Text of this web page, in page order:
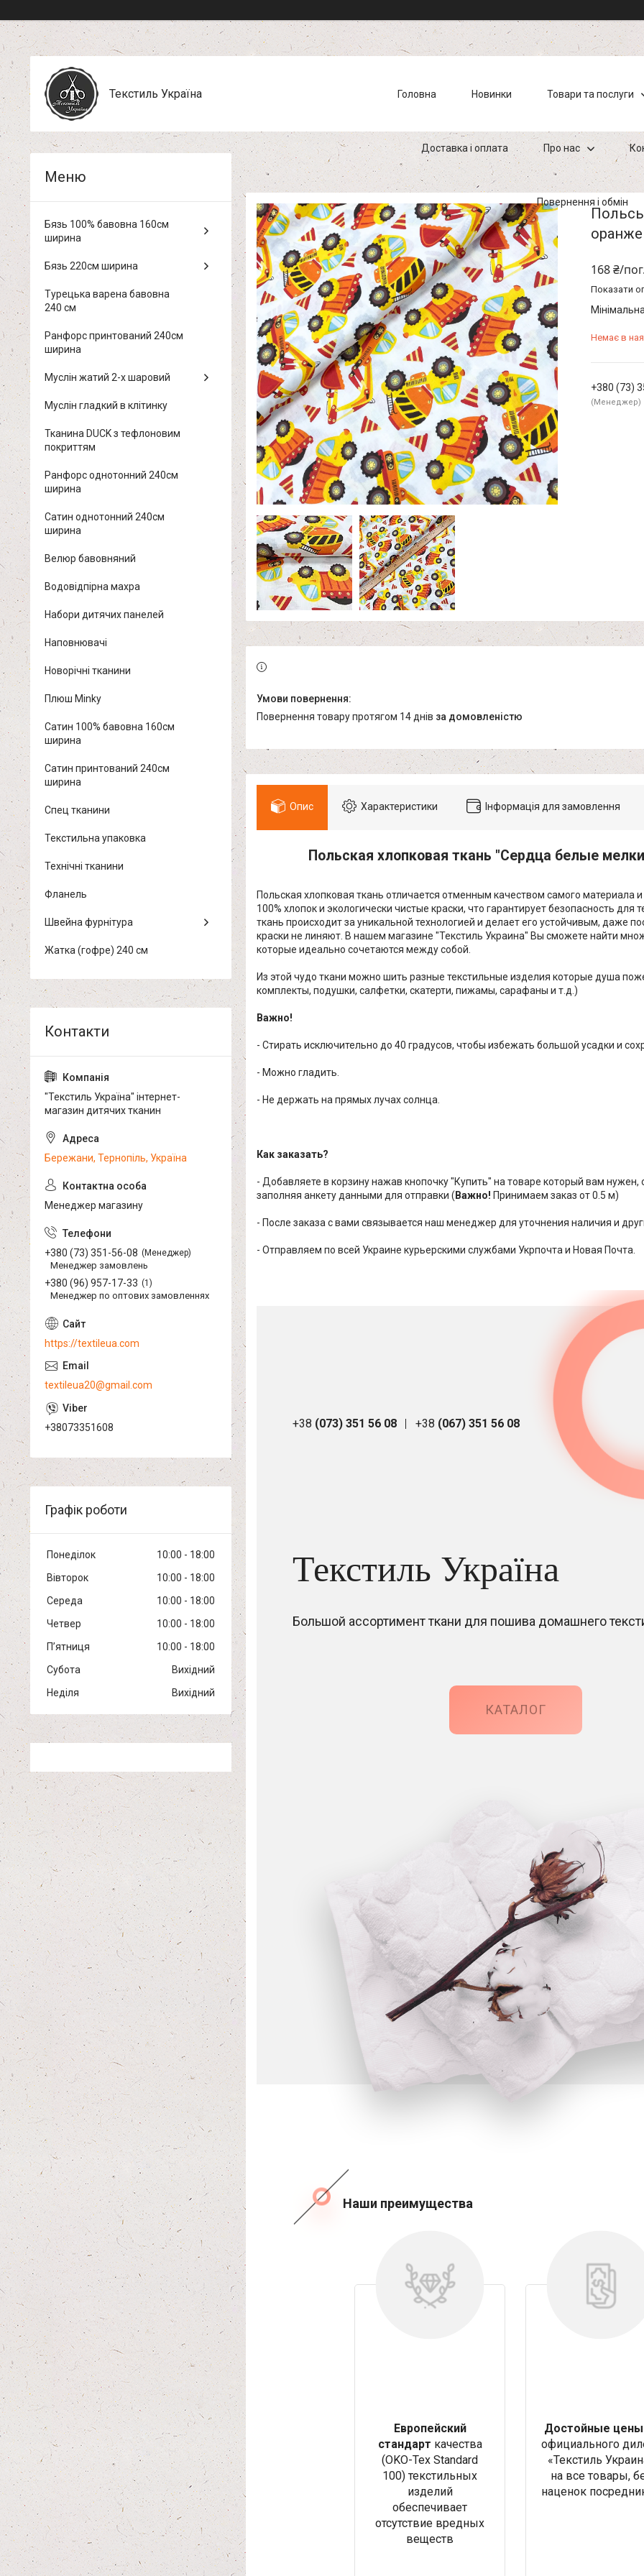
Текстиль Україна Головна Новинки Товари та послуги
Доставка і оплата Про нас
Повернення і обмін
168 ₴/
Показати
Немає в
+380 (73)
Менеджер
повернення товару протягом 14 днів за домовленістю
Опис Характеристики Інформація для замовлення
Польская хлопковая ткань "Сердца белые
Польская хлопковая ткань отличается отменным качеством самого материала
100% хлопок и экологически чистые краски, что гарантирует безопасность для
ткань происходит за уникальной технологией и делает его устойчивым, даже
краски не линяют. В нашем магазине "Текстиль Украина" Вы сможете найти
которые идеально сочетаются между собой.
Из этой чудо ткани можно шить разные текстильные изделия которые душа
комплекты, подушки, салфетки, скатерти, пижамы, сарафаны и т.д.)
Важно!
- Стирать исключительно до 40 градусов, чтобы избежать большой усадки и
- Можно гладить.
- Не держать на прямых лучах солнца.
Как заказать?
- Добавляете в корзину нажав кнопочку "Купить" на товаре который вам нужен,
заполняя анкету данными для отправки ( Важно! Принимаем заказ от 0.5 м)
- После заказа с вами связывается наш менеджер для уточнения наличия и
- Отправляем по всей Украине курьерскими службами Укрпочта и Новая Почта.
+38 (073) 351 56 08 +38 (067) 351 56 08
Текстиль Україна
Большой ассортимент ткани для пошива домашнего
КАТАЛОГ
Наши преимущества
Европейский
стандарт качества
(OKO-Tex Standard
100) текстильных
изделий
обеспечивает
отсутствие вредных
веществ
Достойные цены
официального
«Текстиль
на все товары,
наценок
Бязь 100% бавовна 160см
ширина
Бязь 220см ширина
Турецька варена бавовна
240 см
Ранфорс принтований 240см
ширина
Муслін жатий 2-х шаровий
Муслін гладкий в клітинку
Тканина DUCK з тефлоновим
покриттям
Ранфорс однотонний 240см
ширина
Сатин однотонний 240см
ширина
Велюр бавовняний
Водовідпірна махра
Набори дитячих панелей
Наповнювачі
Новорічні тканини
Плюш Minky
Сатин 100% бавовна 160см
ширина
Сатин принтований 240см
ширина
Спец тканини
Текстильна упаковка
Технічні тканини
Фланель
Швейна фурнітура
Жатка (гофре) 240 см
"Текстиль Україна" інтернет-
магазин дитячих тканин
Бережани, Тернопіль, Україна
Менеджер магазину
+380 (73) 351-56-08 Менеджер
Менеджер замовлень
+380 (96) 957-17-33 1
Менеджер по оптових замовленнях
https://textileua.com
textileua20@gmail.com
+38073351608
Графік роботи
Понеділок 10:00
18:00
Вівторок
10:00
18:00
Середа
10:00
18:00
Четвер
10:00
18:00
Пʼятниця
10:00
18:00
Субота
Вихідний
Неділя
Вихідний